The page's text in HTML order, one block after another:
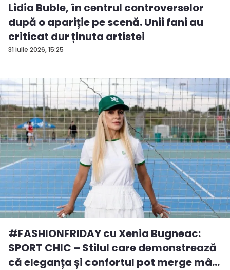
31 iulie 2026, 15:25
Lidia Buble, în centrul controverselor
după o apariție pe scenă. Unii fani au
criticat dur ținuta artistei
#FASHIONFRIDAY cu Xenia Bugneac:
SPORT CHIC – Stilul care demonstrează
că eleganța și confortul pot merge mâ...